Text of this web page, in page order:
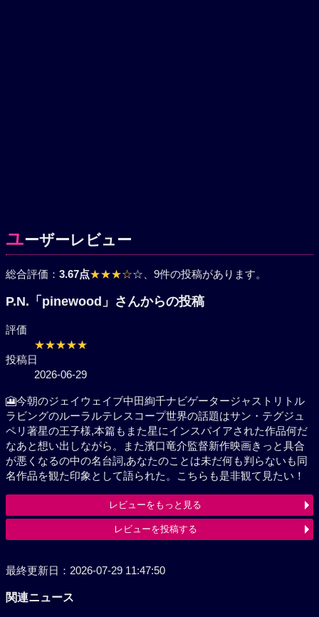
ユーザーレビュー
総合評価： 3.67点★★★☆☆、9件の投稿があります。
評価
★★★★★
🎦今朝のジェイウェイブ中田絢千ナビゲータージャス
トリトルラビングのルーラルテレスコープ世界の話題
はサン・テグジュペリ著星の王子様,本篇もまた星にイ
ンスパイアされた作品何だなあと想い出しながら。ま
た濱口竜介監督新作映画きっと具合が悪くなるの中の
名台詞,あなたのことは未だ何も判らないも同名作品を
観た印象として語られた。こちらも是非観て見たい！
レビューをもっと見る
レビューを投稿する
関連ニュース